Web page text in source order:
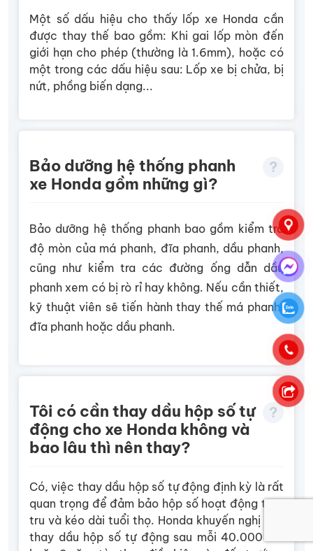
Một số dấu hiệu cho thấy lốp xe Honda cần
được thay thế bao gồm: Khi gai lốp mòn đến
giới hạn cho phép (thường là 1.6mm), hoặc có
một trong các dấu hiệu sau: Lốp xe bị chửa, bị
nứt, phồng biến dạng...
Bảo dưỡng hệ thống phanh
xe Honda gồm những gì?
Bảo dưỡng hệ thống phanh bao gồm kiểm tra
độ mòn của má phanh, đĩa phanh, dầu phanh,
cũng như kiểm tra các đường ống dẫn dầu
phanh xem có bị rò rỉ hay không. Nếu cần thiết,
kỹ thuật viên sẽ tiến hành thay thế má phanh,
đĩa phanh hoặc dầu phanh.
Tôi có cần thay dầu hộp số tự
động cho xe Honda không và
bao lâu thì nên thay?
Có, việc thay dầu hộp số tự động định kỳ là rất
quan trọng để đảm bảo hộp số hoạt động trơn
tru và kéo dài tuổi thọ. Honda khuyến nghị nên
thay dầu hộp số tự động sau mỗi 40.000 km